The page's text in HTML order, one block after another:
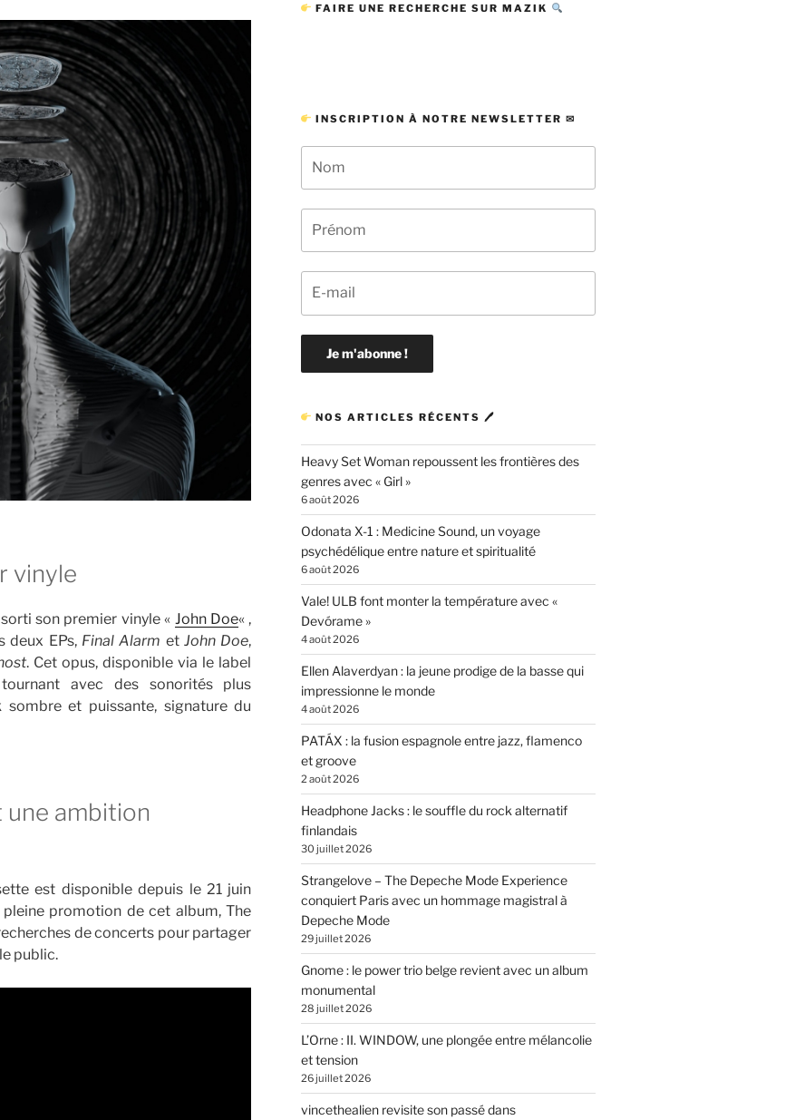
vinyle
son premier vinyle « John Doe« ,
deux EPs, Final Alarm etJohn Doe,
. Cet opus, disponible via le label
avec des sonorités plus
et puissante, signature du
ambition
est disponible depuis le 21 juin
pleine promotion de cet album, The
de concerts pour partager
public.
FAIRE UNE RECHERCHE SUR MAZIK
INSCRIPTION À NOTRE NEWSLETTER ✉
NOS ARTICLES RÉCENTS 🖊
Heavy Set Woman repoussent les frontières des
genres avec « Girl »
6 août 2026
Odonata X-1 : Medicine Sound, un voyage
psychédélique entre nature et spiritualité
6 août 2026
Vale! ULB font monter la température avec «
Devórame »
4 août 2026
Ellen Alaverdyan : la jeune prodige de la basse qui
impressionne le monde
4 août 2026
PATÁX : la fusion espagnole entre jazz, flamenco
et groove
2 août 2026
Headphone Jacks : le souffle du rock alternatif
finlandais
30 juillet 2026
Strangelove – The Depeche Mode Experience
conquiert Paris avec un hommage magistral à
Depeche Mode
29 juillet 2026
Gnome : le power trio belge revient avec un album
monumental
28 juillet 2026
L’Orne : II. WINDOW, une plongée entre mélancolie
et tension
26 juillet 2026
vincethealien revisite son passé dans